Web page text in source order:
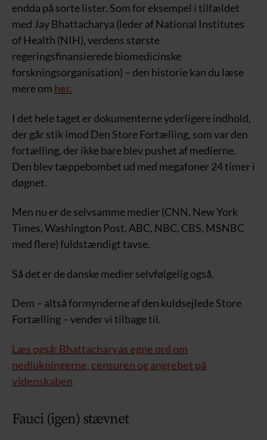
endda på sorte lister. Som for eksempel i tilfældet
med Jay Bhattacharya (leder af National Institutes
of Health (NIH), verdens største
regeringsfinansierede biomedicinske
forskningsorganisation) – den historie kan du læse
mere om her.
I det hele taget er dokumenterne yderligere indhold,
der går stik imod Den Store Fortælling, som var den
fortælling, der ikke bare blev pushet af medierne.
Den blev tæppebombet ud med megafoner 24 timer i
døgnet.
Men nu er de selvsamme medier (CNN, New York
Times, Washington Post, ABC, NBC, CBS, MSNBC
med flere) fuldstændigt tavse.
Så det er de danske medier selvfølgelig også.
Dem – altså formynderne af den kuldsejlede Store
Fortælling – vender vi tilbage til.
Læs også: Bhattacharyas egne ord om
nedlukningerne, censuren og angrebet på
videnskaben
Fauci (igen) stævnet